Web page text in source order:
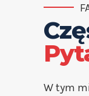
W tym